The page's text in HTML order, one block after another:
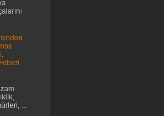
...